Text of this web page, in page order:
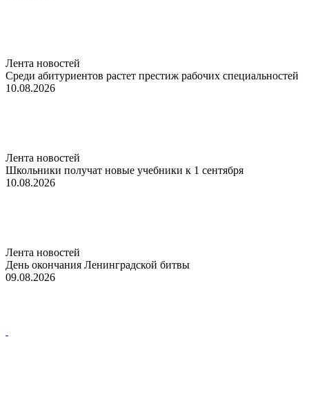
Лента новостей
Среди абитуриентов растет престиж рабочих специальностей
10.08.2026
Лента новостей
Школьники получат новые учебники к 1 сентября
10.08.2026
Лента новостей
День окончания Ленинградской битвы
09.08.2026